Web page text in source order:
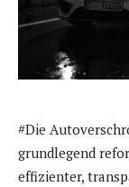
#Die
grundlegend
effizienter,